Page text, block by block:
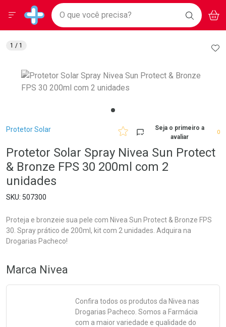
Drogarias Pacheco
Baixe nosso APP e aproveite Ofertas Exclusivas!
BAIXE
O APP
Ir direto para a home
pela página
Ir direto para o conteúdo
Ir direto para a busca
Ir direto para a conta
Ir direto para a notificações
Ir direto para o carrinho
Ir direto para o menu
Faça a sua busca
O que você precisa? BUSCAR
Menu
Breadcrumb
Protetor Solar
Seja o primeiro a
avaliar
0
Protetor Solar Spray Nivea Sun Protect
& Bronze FPS 30 200ml com 2
unidades
507300
Proteja e bronzeie sua pele com Nivea Sun Protect & Bronze FPS
30. Spray prático de 200ml, kit com 2 unidades. Adquira na
Drogarias Pacheco!
1 / 1
Marca Nivea
Confira todos os produtos da Nivea nas
Drogarias Pacheco. Somos a Farmácia
com a maior variedade e qualidade do